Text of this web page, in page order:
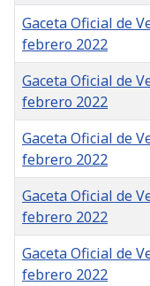
Gaceta Oficial de
febrero 2022
Gaceta Oficial de
febrero 2022
Gaceta Oficial de
febrero 2022
Gaceta Oficial de
febrero 2022
Gaceta Oficial de
febrero 2022